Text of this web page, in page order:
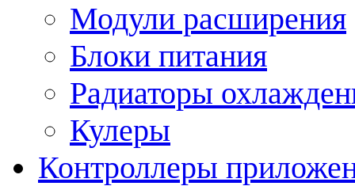
Модули расширения
Блоки питания
Радиаторы
Кулеры
Контроллеры